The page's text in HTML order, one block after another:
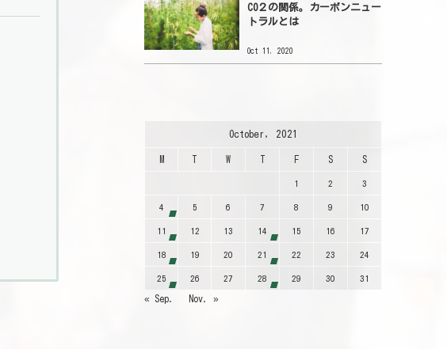
CO２の関係。カーボンニュー
トラルとは
Oct 11, 2020
October, 2021
M T W T F S S
1 2 3
4 5 6 7 8 9 10
11 12 13 14 15 16 17
18 19 20 21 22 23 24
25 26 27 28 29 30 31
« Sep. Nov. »